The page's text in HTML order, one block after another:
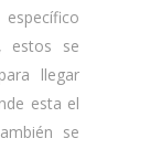
estos se
llegar
esta el
se